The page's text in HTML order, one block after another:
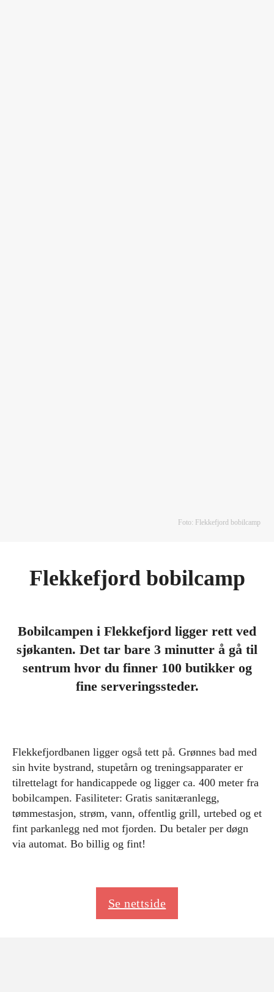
Foto: Flekkefjord bobilcamp
Flekkefjord bobilcamp
Bobilcampen i Flekkefjord ligger rett ved
sjøkanten. Det tar bare 3 minutter å gå til
sentrum hvor du finner 100 butikker og
fine serveringssteder.
Flekkefjordbanen ligger også tett på. Grønnes bad med
sin hvite bystrand, stupetårn og treningsapparater er
tilrettelagt for handicappede og ligger ca. 400 meter fra
bobilcampen. Fasiliteter: Gratis sanitæranlegg,
tømmestasjon, strøm, vann, offentlig grill, urtebed og et
fint parkanlegg ned mot fjorden. Du betaler per døgn
via automat. Bo billig og fint!
Se nettside